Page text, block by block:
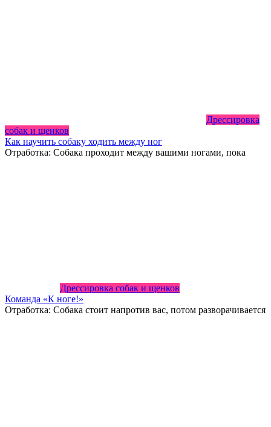
Дрессировка
собак и щенков
Как научить собаку ходить между ног
Отработка: Собака проходит между вашими ногами, пока
Дрессировка собак и щенков
Команда «К ноге!»
Отработка: Собака стоит напротив вас, потом разворачивается